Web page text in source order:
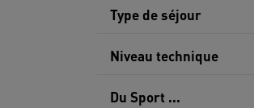
Type de séjour
Niveau technique
Du Sport ...